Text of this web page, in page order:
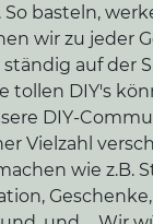
So basteln,
wir zu jeder
auf der
tollen DIY's
DIY-
Vielzahl
wie z.B.